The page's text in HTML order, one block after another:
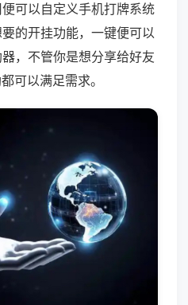
可以自定义手机打牌系统
的开挂功能，一键便可以
，不管你是想分享给好友
可以满足需求。